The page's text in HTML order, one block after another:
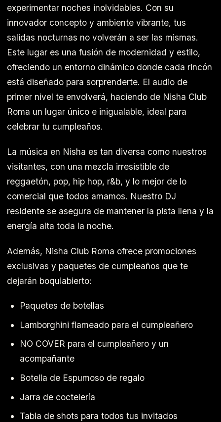
experimentar noches inolvidables. Con su
innovador concepto y ambiente vibrante, tus
salidas nocturnas no volverán a ser las mismas.
Este lugar es una fusión de modernidad y estilo,
ofreciendo un entorno dinámico donde cada rincón
está diseñado para sorprenderte. El audio de
primer nivel te envolverá, haciendo de Nisha Club
Roma un lugar único e inigualable, ideal para
celebrar tu cumpleaños.
La música en Nisha es tan diversa como nuestros
visitantes, con una mezcla irresistible de
reggaetón, pop, hip hop, r&b, y lo mejor de lo
comercial que todos amamos. Nuestro DJ
residente se asegura de mantener la pista llena y la
energía alta toda la noche.
Además, Nisha Club Roma ofrece promociones
exclusivas y paquetes de cumpleaños que te
dejarán boquiabierto:
Paquetes de botellas
Lamborghini flameado para el cumpleañero
NO COVER para el cumpleañero y un
acompañante
Botella de Espumoso de regalo
Jarra de coctelería
Tabla de shots para todos tus invitados